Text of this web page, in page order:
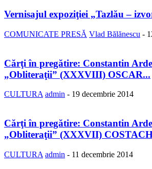
Vernisajul expoziţiei „Tazlău –
COMUNICATE PRESĂ Vlad Bălănescu -
Cărţi în pregătire: Constantin
„Obliteraţii” (XXXVIII) OSCAR...
CULTURA admin - 19 decembrie 2014
Cărţi în pregătire: Constantin
„Obliteraţii” (XXXVII)
CULTURA admin - 11 decembrie 2014